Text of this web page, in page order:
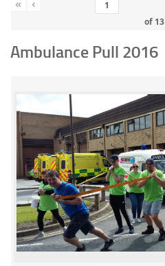
« ‹
of 13
Ambulance Pull 2016